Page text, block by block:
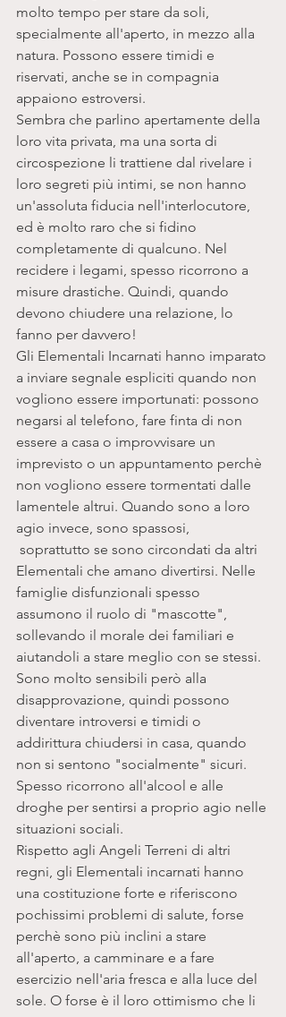
molto tempo per stare da soli,
specialmente all'aperto, in mezzo alla
natura. Possono essere timidi e
riservati, anche se in compagnia
appaiono estroversi.
Sembra che parlino apertamente della
loro vita privata, ma una sorta di
circospezione li trattiene dal rivelare i
loro segreti più intimi, se non hanno
un'assoluta fiducia nell'interlocutore,
ed è molto raro che si fidino
completamente di qualcuno. Nel
recidere i legami, spesso ricorrono a
misure drastiche. Quindi, quando
devono chiudere una relazione, lo
fanno per davvero!
Gli Elementali Incarnati hanno imparato
a inviare segnale espliciti quando non
vogliono essere importunati: possono
negarsi al telefono, fare finta di non
essere a casa o improvvisare un
imprevisto o un appuntamento perchè
non vogliono essere tormentati dalle
lamentele altrui. Quando sono a loro
agio invece, sono spassosi,
soprattutto se sono circondati da altri
Elementali che amano divertirsi. Nelle
famiglie disfunzionali spesso
assumono il ruolo di "mascotte",
sollevando il morale dei familiari e
aiutandoli a stare meglio con se stessi.
Sono molto sensibili però alla
disapprovazione, quindi possono
diventare introversi e timidi o
addirittura chiudersi in casa, quando
non si sentono "socialmente" sicuri.
Spesso ricorrono all'alcool e alle
droghe per sentirsi a proprio agio nelle
situazioni sociali.
Rispetto agli Angeli Terreni di altri
regni, gli Elementali incarnati hanno
una costituzione forte e riferiscono
pochissimi problemi di salute, forse
perchè sono più inclini a stare
all'aperto, a camminare e a fare
esercizio nell'aria fresca e alla luce del
sole. O forse è il loro ottimismo che li